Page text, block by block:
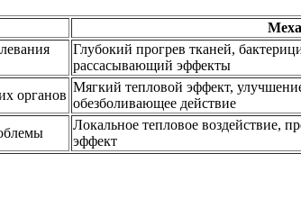
Глубокий прогрев тканей,
рассасывающий эффекты
органов
Мягкий тепловой эффект,
обезболивающее действие
Локальное тепловое воздействие,
эффект